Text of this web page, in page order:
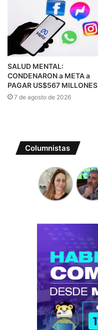
SALUD MENTAL:
CONDENARON a META a
PAGAR US$567 MILLONES
7 de agosto de 2026
Columnistas